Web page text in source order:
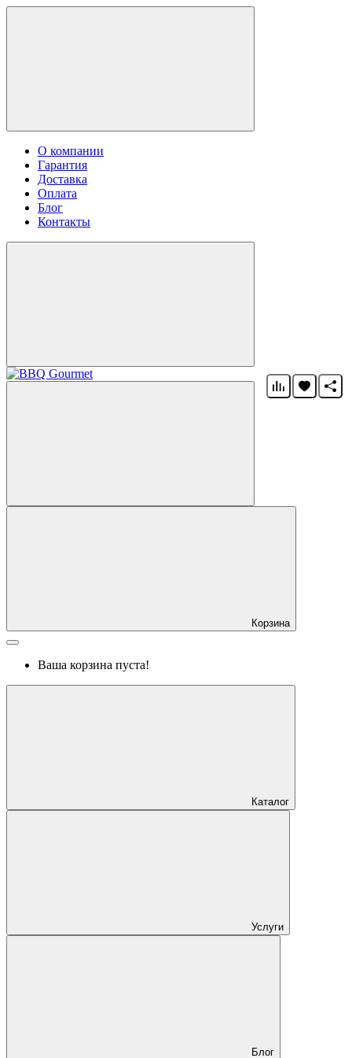
О компании
Гарантия
Доставка
Оплата
Блог
Контакты
Корзина
Ваша корзина пуста!
Каталог
Услуги
Блог